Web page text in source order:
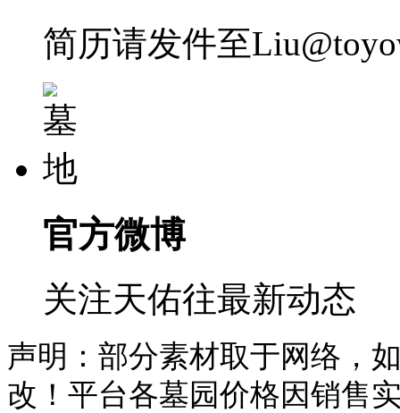
简历请发件至
官方微博
关注天佑往最新动态
声明：部分素材取于网络，
改！平台各墓园价格因销售